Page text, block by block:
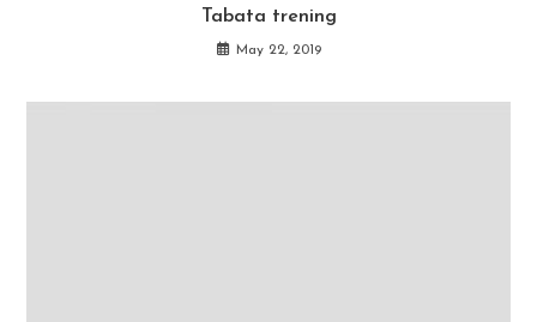
Tabata trening
May 22, 2019